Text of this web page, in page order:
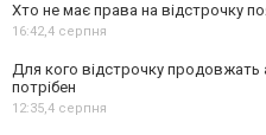
Хто не має права на відстрочку
16:42,4 серпня
Для кого відстрочку
потрібен
12:35,4 серпня